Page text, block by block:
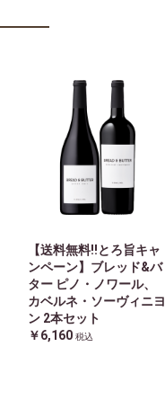
【送料無料!!とろ旨キャ
ンペーン】ブレッド&バ
ター ピノ・ノワール、
カベルネ・ソーヴィニヨ
ン 2本セット
￥6,160 税込